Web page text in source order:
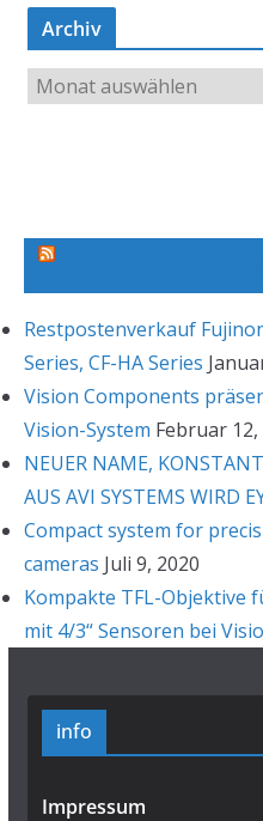
Archiv
r
Restpostenverkauf
Series, CF-HA Series
Vision Components
Vision-System Februar 12,
NEUER NAME,
AUS AVI SYSTEMS WIRD
Compact system for
cameras Juli 9, 2020
Kompakte TFL-Objektive
mit 4/3“ Sensoren bei
info
Impressum